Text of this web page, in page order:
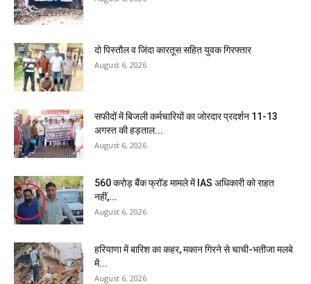
दो पिस्तौल व जिंदा कारतूस सहित युवक गिरफ्तार
August 6, 2026
सफीदों में बिजली कर्मचारियों का जोरदार प्रदर्शन 11-13
अगस्त की हड़ताल...
August 6, 2026
₹560 करोड़ बैंक फ्रॉड मामले में IAS अधिकारी को राहत
नहीं,...
August 6, 2026
हरियाणा में बारिश का कहर, मकान गिरने से चाची-भतीजा मलबे
में...
August 6, 2026